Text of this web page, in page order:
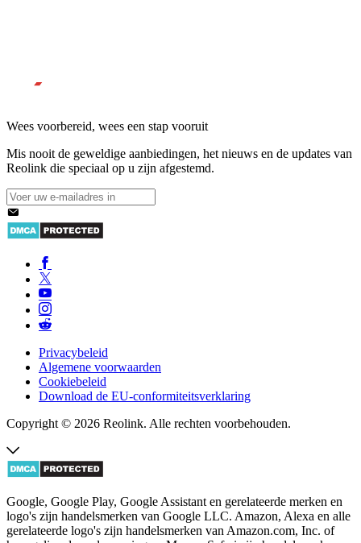
Wees voorbereid, wees een stap vooruit
Mis nooit de geweldige aanbiedingen, het nieuws en de updates van
Reolink die speciaal op u zijn afgestemd.
Privacybeleid
Algemene voorwaarden
Cookiebeleid
Download de EU-conformiteitsverklaring
Copyright © 2026 Reolink. Alle rechten voorbehouden.
Google, Google Play, Google Assistant en gerelateerde merken en
logo's zijn handelsmerken van Google LLC. Amazon, Alexa en alle
gerelateerde logo's zijn handelsmerken van Amazon.com, Inc. of